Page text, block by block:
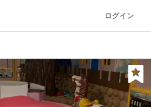
ログイン